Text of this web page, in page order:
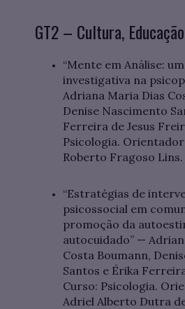
GT2 – Cultura,
“Mente em Análise:
investigativa na
Adriana Maria Dias
Denise Nascimento
Ferreira de Jesus
Psicologia.
Roberto Fragoso Lins.
“Estratégias de
psicossocial em
promoção da
autocuidado” —
Costa Boumann,
Santos e Érika
Curso: Psicologia.
Adriel Alberto Dutra